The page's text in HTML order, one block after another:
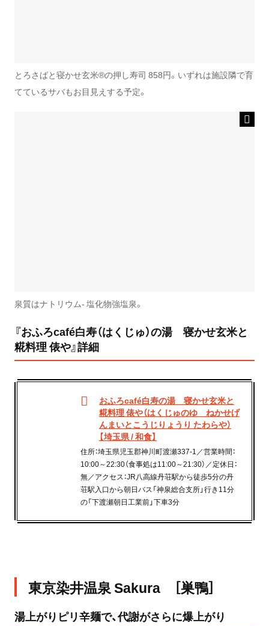
とろさばと寝かせ玄米®の押し寿司 858円。いずれは施設隣で育
てているサバもお目見えする予定。
泉質はナトリウム- 塩化物強塩泉。
『おふろcafé白寿（はくじゅ）の湯 寝かせ玄米と
糀料理 俵や』詳細
おふろcafé白寿の湯 寝かせ玄米と
糀料理 俵や（はくじゅのゆ ねかせげ
んまいとこうじりょうり たわらや）
【埼玉県 / 和食】
住所：埼玉県児玉郡神川町渡瀬337-1／営業時間：
10:00～22:30（食事処は11:00～21:30）／定休日：
無／アクセス：JR八高線丹荘駅から徒歩5分の丹
荘駅入口から朝日バス「神泉総合支所」行き11分
の「下渡瀬朝日工業前」下車3分
東京染井温泉 Sakura ［巣鴨］
湯上がりピリ辛麺で、代謝がさらに爆上がり